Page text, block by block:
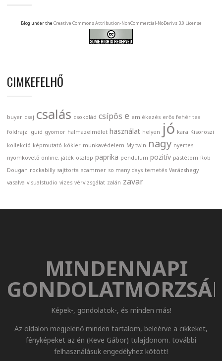
Blog under the Creative Commons Attribution-NonCommercial-NoDerivs 3.0 License
CIMKEFELHŐ
buyer csaj csalás csokolád csípős e emlékezés erős fehér tea
földrajzi guid gyomor halmazelmélet használat helyen jó kara Kisoroszi
kollekció képmutató kókler munkavédelem My twin nagy nyertes
nyomkövető online. játék oszlop paprika pendulum pozitív pástétom Rob
Dougan rockabilly sajttorta scammer so many days temetés Varázshegy
vasalva visualstudio vizes vérvizsgálat zalán zavar
MINDENNAPI
Képek-, gondolatok-, és minden más!
Az oldalon megjelenő minden tartalom, beleérve a cikkeket,
fényképeket az én (Keve Gábor) tulajdonom. további
felhasználásuk engedélyhez kötött!